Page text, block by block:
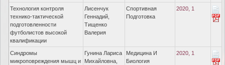
Технология контроля
технико-тактической
подготовленности
футболистов высокой
квалификации
Лисенчук
Геннадий,
Тищенко
Валерия
Спортивная
Подготовка
2020, 1
Синдромы
микроповреждения мышц и
Гунина Лариса
Михайловна,
Медицина И
Биология
2020, 1